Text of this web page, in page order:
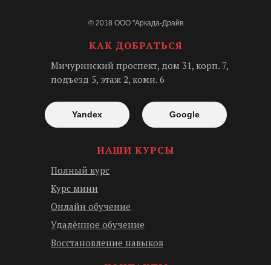
КАК ДОБРАТЬСЯ
НАШИ КУРСЫ
Полный курс
Курс мини
Онлайн обучение
Удалённое обучение
Восстановление навыков
© 2018 ООО "Аркада-Драйв
Мичуринский проспект, дом 31, корп. 7,
подъезд 5, этаж 2, комн. 6
Yandex Google